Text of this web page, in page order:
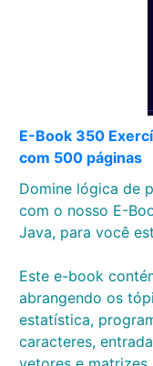
E-Book 350
com 500 páginas
Domine lógica de
com o nosso E-
Java, para você
Este e-book
abrangendo os
estatística,
caracteres,